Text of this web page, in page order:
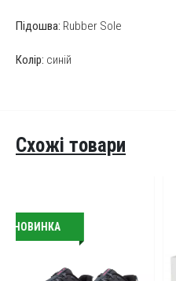
Підошва: Rubber Sole
Колір: синій
Схожі товари